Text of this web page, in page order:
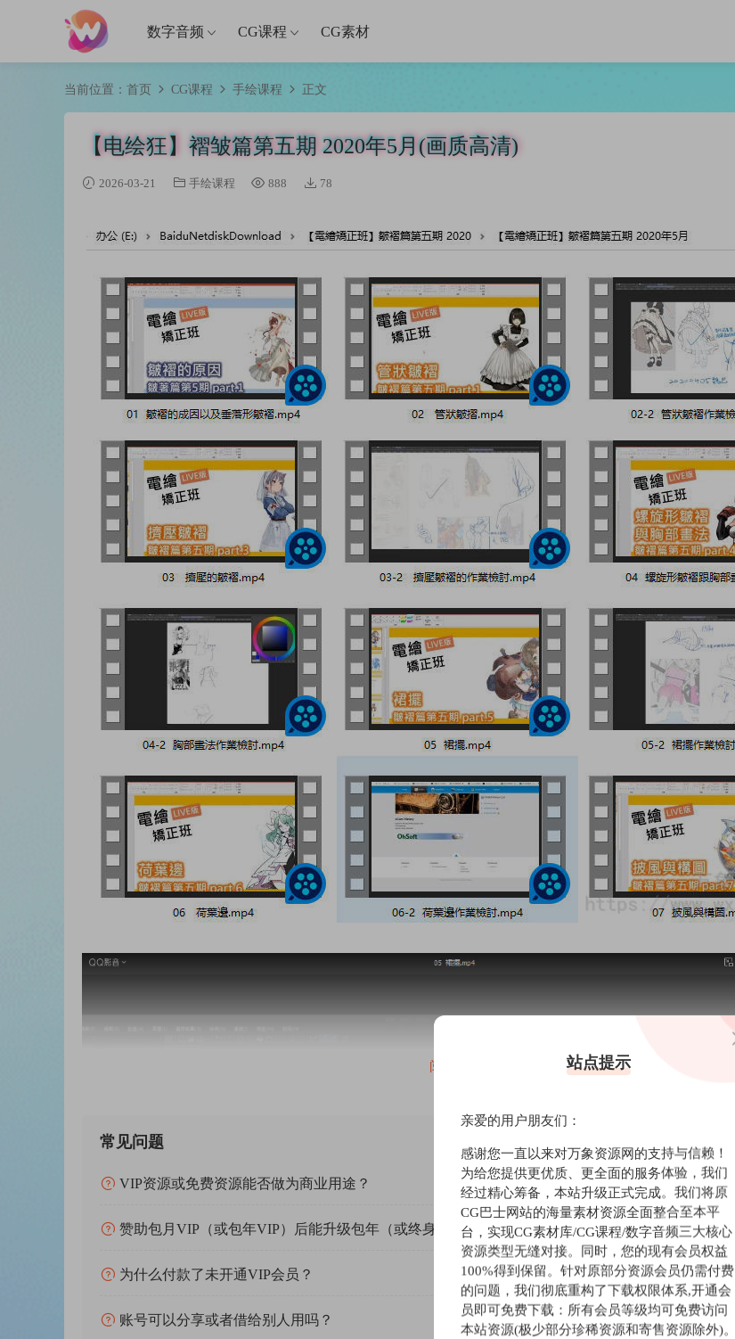
数字音频 CG课程 CG素材
当前位置： 首页 CG课程 手绘课程 正文
【电绘狂】褶皱篇第五期 2020年5月(画质高清)
2026-03-21 手绘课程 888 78
阅读全文
常见问题
VIP资源或免费资源能否做为商业用途？
赞助包月VIP（或包年VIP）后能升级包年（或终身VIP）吗？
为什么付款了未开通VIP会员？
账号可以分享或者借给别人用吗？
站点提示
亲爱的用户朋友们：
感谢您一直以来对万象资源网的支持与信赖！
为给您提供更优质、更全面的服务体验，我们
经过精心筹备，本站升级正式完成。我们将原
CG巴士网站的海量素材资源全面整合至本平
台，实现CG素材库/CG课程/数字音频三大核心
资源类型无缝对接。同时，您的现有会员权益
100%得到保留。针对原部分资源会员仍需付费
的问题，我们彻底重构了下载权限体系,开通会
员即可免费下载：所有会员等级均可免费访问
本站资源(极少部分珍稀资源和寄售资源除外)。